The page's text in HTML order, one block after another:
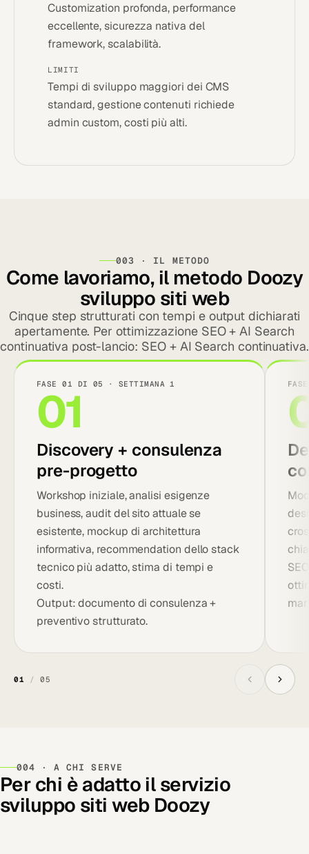
Customization profonda, performance
eccellente, sicurezza nativa del
framework, scalabilità.
LIMITI
Tempi di sviluppo maggiori dei CMS
standard, gestione contenuti richiede
admin custom, costi più alti.
003 · IL METODO
Come lavoriamo, il metodo Doozy
sviluppo siti web
Cinque step strutturati con tempi e output dichiarati
apertamente. Per ottimizzazione SEO + AI Search
continuativa post-lancio: SEO + AI Search continuativa.
FASE 01 DI 05 · SETTIMANA 1
01
Discovery + consulenza
pre-progetto
Workshop iniziale, analisi esigenze
business, audit del sito attuale se
esistente, mockup di architettura
informativa, recommendation dello stack
tecnico più adatto, stima di tempi e
costi.
Output: documento di consulenza +
preventivo strutturato.
01 / 05
004 · A CHI SERVE
Per chi è adatto il servizio
sviluppo siti web Doozy